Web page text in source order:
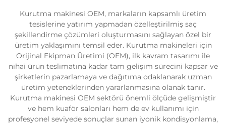
Kurutma makinesi OEM, markaların kapsamlı üretim
tesislerine yatırım yapmadan özelleştirilmiş saç
şekillendirme çözümleri oluşturmasını sağlayan özel bir
üretim yaklaşımını temsil eder. Kurutma makineleri için
Orijinal Ekipman Üretimi (OEM), ilk kavram tasarımı ile
nihai ürün teslimatına kadar tam gelişim sürecini kapsar ve
şirketlerin pazarlamaya ve dağıtıma odaklanarak uzman
üretim yeteneklerinden yararlanmasına olanak tanır.
Kurutma makinesi OEM sektörü önemli ölçüde gelişmiştir
ve hem kuaför salonları hem de ev kullanımı için
profesyonel seviyede sonuçlar sunan iyonik kondisyonlama,